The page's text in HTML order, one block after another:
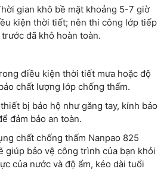
gian khô bề mặt khoảng 5-7 giờ
kiện thời tiết; nên thi công lớp tiếp
đã khô hoàn toàn.
điều kiện thời tiết mưa hoặc độ
chất lượng lớp chống thấm.
bị bảo hộ như găng tay, kính bảo
đảm bảo an toàn.
chất chống thấm Nanpao 825
giúp bảo vệ công trình của bạn khỏi
của nước và độ ẩm, kéo dài tuổi